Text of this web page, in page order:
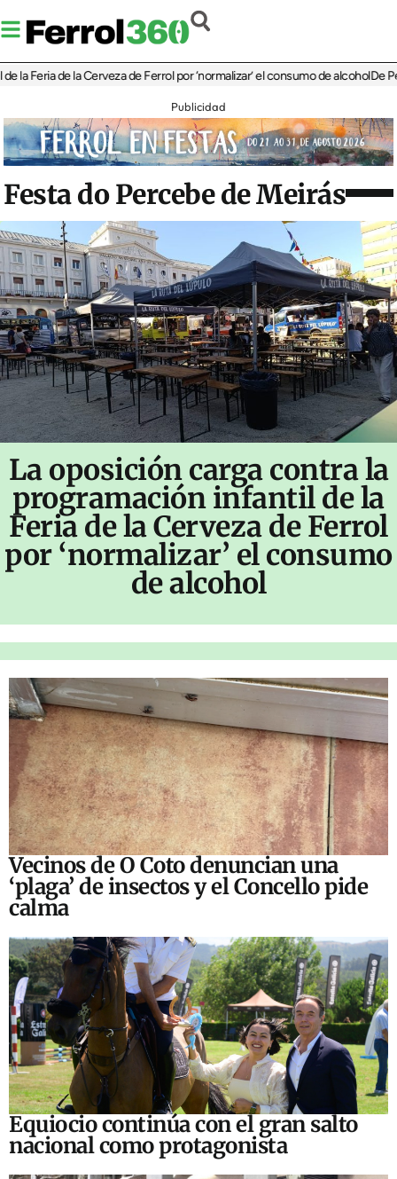
de la Cerveza de Ferrol por ‘normalizar’ el consumo de alcoholDe Perlío a
Publicidad
Festa do Percebe de Meirás
La oposición carga contra la
programación infantil de la
Feria de la Cerveza de Ferrol
por ‘normalizar’ el consumo
de alcohol
Vecinos de O Coto denuncian una
‘plaga’ de insectos y el Concello pide
calma
Equiocio continúa con el gran salto
nacional como protagonista